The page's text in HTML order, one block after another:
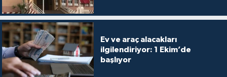
Ev ve araç alacakları
ilgilendiriyor: 1 Ekim’de
başlıyor